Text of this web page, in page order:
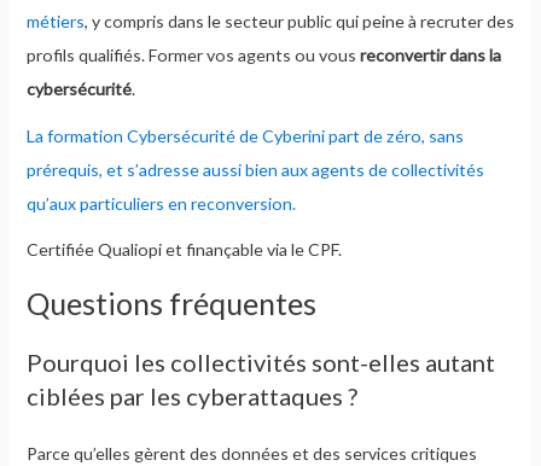
métiers, y compris dans le secteur public qui peine à recruter des
profils qualifiés. Former vos agents ou vous reconvertir dans la
cybersécurité.
La formation Cybersécurité de Cyberini part de zéro, sans
prérequis, et s’adresse aussi bien aux agents de collectivités
qu’aux particuliers en reconversion.
Certifiée Qualiopi et finançable via le CPF.
Questions fréquentes
Pourquoi les collectivités sont-elles autant
ciblées par les cyberattaques ?
Parce qu’elles gèrent des données et des services critiques